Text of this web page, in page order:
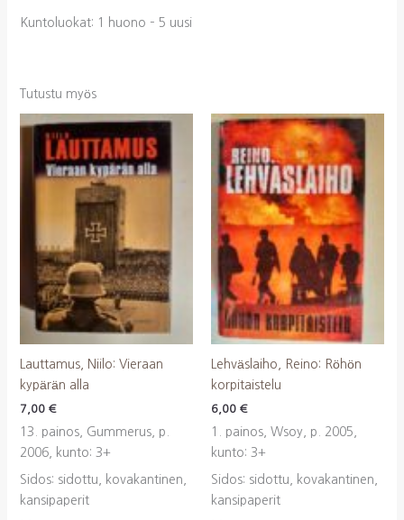
Kuntoluokat: 1 huono – 5 uusi
Tutustu myös
Lauttamus, Niilo: Vieraan
kypärän alla
7,00 €
13. painos, Gummerus, p.
2006, kunto: 3+
Sidos: sidottu, kovakantinen,
kansipaperit
Lehväslaiho, Reino: Röhön
korpitaistelu
6,00 €
1. painos, Wsoy, p. 2005,
kunto: 3+
Sidos: sidottu, kovakantinen,
kansipaperit